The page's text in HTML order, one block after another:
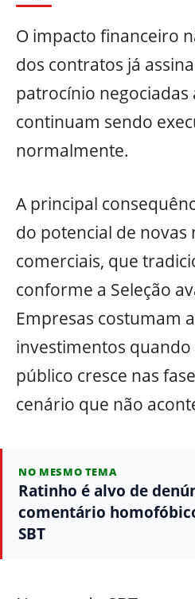
O impacto financeiro
dos contratos já
patrocínio negociadas
continuam sendo
normalmente.
A principal
do potencial de novas
comerciais, que
conforme a Seleção
Empresas costumam
investimentos
público cresce nas
cenário que não
NO MESMO TEMA
Ratinho é alvo de
comentário
SBT